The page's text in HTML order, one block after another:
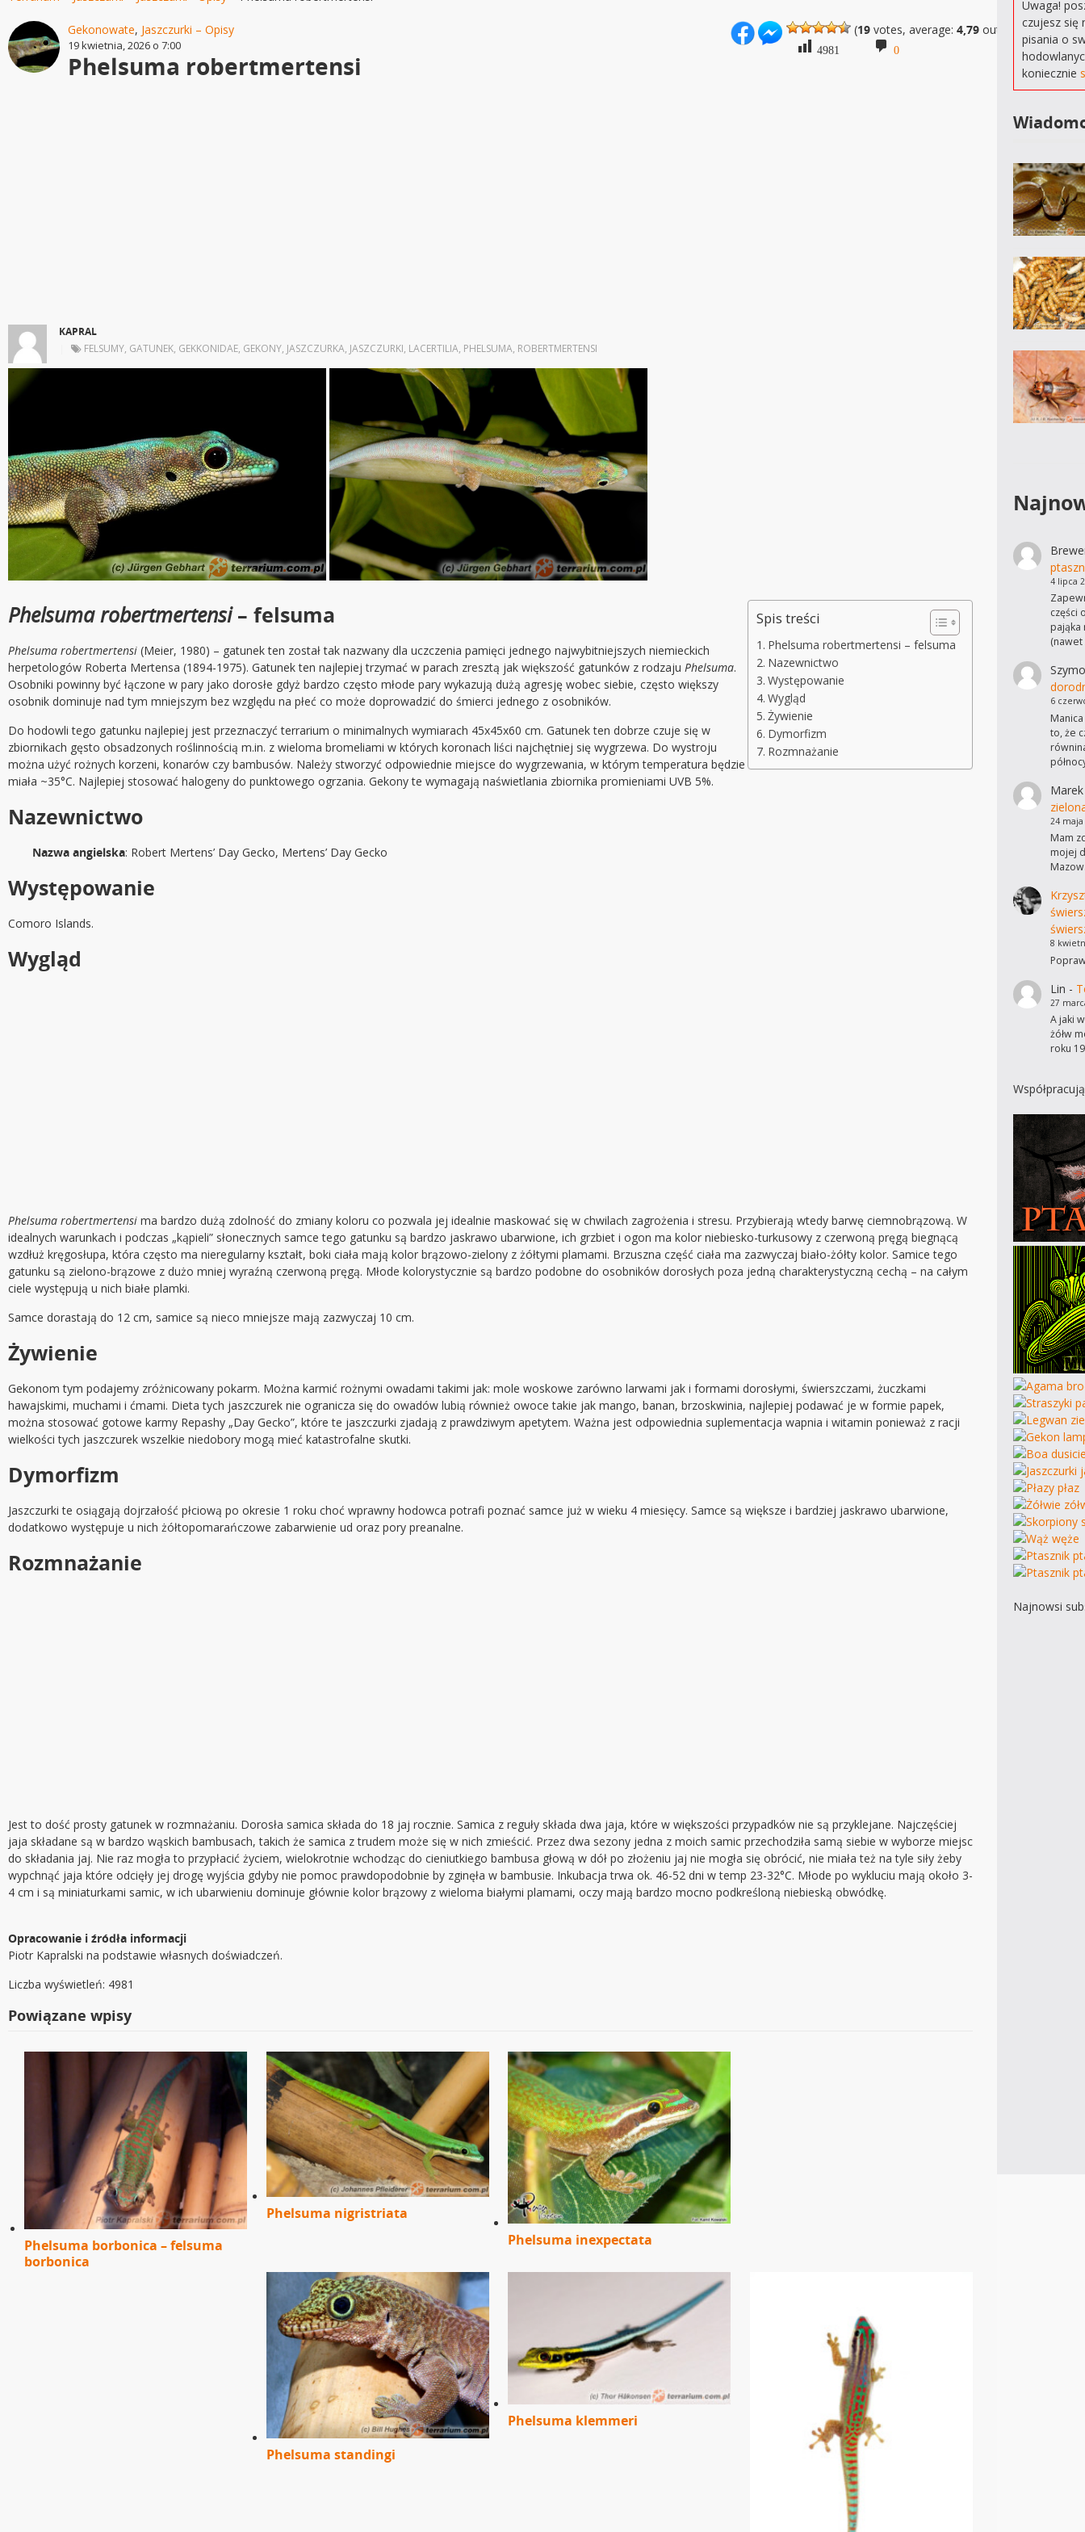
(19votes, average: 4,79out of 5)
4981 0
Gekonowate, Jaszczurki – Opisy
19 kwietnia, 2026 o 7:00
Phelsuma robertmertensi
KAPRAL
FELSUMY, GATUNEK, GEKKONIDAE, GEKONY, JASZCZURKA, JASZCZURKI, LACERTILIA, PHELSUMA, ROBERTMERTENSI
Spis treści
Phelsuma robertmertensi – felsuma
Nazewnictwo
Występowanie
Wygląd
Żywienie
Dymorfizm
Rozmnażanie
Phelsuma robertmertensi– felsuma
Phelsuma robertmertensi (Meier, 1980) – gatunek ten został tak nazwany dla uczczenia pamięci jednego najwybitniejszych niemieckich
herpetologów Roberta Mertensa (1894-1975). Gatunek ten najlepiej trzymać w parach zresztą jak większość gatunków z rodzaju Phelsuma.
Osobniki powinny być łączone w pary jako dorosłe gdyż bardzo często młode pary wykazują dużą agresję wobec siebie, często większy
osobnik dominuje nad tym mniejszym bez względu na płeć co może doprowadzić do śmierci jednego z osobników.
Do hodowli tego gatunku najlepiej jest przeznaczyć terrarium o minimalnych wymiarach 45x45x60 cm. Gatunek ten dobrze czuje się w
zbiornikach gęsto obsadzonych roślinnością m.in. z wieloma bromeliami w których koronach liści najchętniej się wygrzewa. Do wystroju
można użyć rożnych korzeni, konarów czy bambusów. Należy stworzyć odpowiednie miejsce do wygrzewania, w którym temperatura będzie
miała ~35°C. Najlepiej stosować halogeny do punktowego ogrzania. Gekony te wymagają naświetlania zbiornika promieniami UVB 5%.
Nazewnictwo
Nazwa angielska: Robert Mertens’ Day Gecko, Mertens’ Day Gecko
Występowanie
Comoro Islands.
Wygląd
Phelsuma robertmertensi ma bardzo dużą zdolność do zmiany koloru co pozwala jej idealnie maskować się w chwilach zagrożenia i stresu. Przybierają wtedy barwę ciemnobrązową. W
idealnych warunkach i podczas „kąpieli” słonecznych samce tego gatunku są bardzo jaskrawo ubarwione, ich grzbiet i ogon ma kolor niebiesko-turkusowy z czerwoną pręgą biegnącą
wzdłuż kręgosłupa, która często ma nieregularny kształt, boki ciała mają kolor brązowo-zielony z żółtymi plamami. Brzuszna część ciała ma zazwyczaj biało-żółty kolor. Samice tego
gatunku są zielono-brązowe z dużo mniej wyraźną czerwoną pręgą. Młode kolorystycznie są bardzo podobne do osobników dorosłych poza jedną charakterystyczną cechą – na całym
ciele występują u nich białe plamki.
Samce dorastają do 12 cm, samice są nieco mniejsze mają zazwyczaj 10 cm.
Żywienie
Gekonom tym podajemy zróżnicowany pokarm. Można karmić rożnymi owadami takimi jak: mole woskowe zarówno larwami jak i formami dorosłymi, świerszczami, żuczkami
hawajskimi, muchami i ćmami. Dieta tych jaszczurek nie ogranicza się do owadów lubią również owoce takie jak mango, banan, brzoskwinia, najlepiej podawać je w formie papek,
można stosować gotowe karmy Repashy „Day Gecko”, które te jaszczurki zjadają z prawdziwym apetytem. Ważna jest odpowiednia suplementacja wapnia i witamin ponieważ z racji
wielkości tych jaszczurek wszelkie niedobory mogą mieć katastrofalne skutki.
Dymorfizm
Jaszczurki te osiągają dojrzałość płciową po okresie 1 roku choć wprawny hodowca potrafi poznać samce już w wieku 4 miesięcy. Samce są większe i bardziej jaskrawo ubarwione,
dodatkowo występuje u nich żółtopomarańczowe zabarwienie ud oraz pory preanalne.
Rozmnażanie
Jest to dość prosty gatunek w rozmnażaniu. Dorosła samica składa do 18 jaj rocznie. Samica z reguły składa dwa jaja, które w większości przypadków nie są przyklejane. Najczęściej
jaja składane są w bardzo wąskich bambusach, takich że samica z trudem może się w nich zmieścić. Przez dwa sezony jedna z moich samic przechodziła samą siebie w wyborze miejsc
do składania jaj. Nie raz mogła to przypłacić życiem, wielokrotnie wchodząc do cieniutkiego bambusa głową w dół po złożeniu jaj nie mogła się obrócić, nie miała też na tyle siły żeby
wypchnąć jaja które odcięły jej drogę wyjścia gdyby nie pomoc prawdopodobnie by zginęła w bambusie. Inkubacja trwa ok. 46-52 dni w temp 23-32°C. Młode po wykluciu mają około 3-
4 cm i są miniaturkami samic, w ich ubarwieniu dominuje głównie kolor brązowy z wieloma białymi plamami, oczy mają bardzo mocno podkreśloną niebieską obwódkę.
Opracowanie i źródła informacji
Piotr Kapralski na podstawie własnych doświadczeń.
Liczba wyświetleń: 4981
Powiązane wpisy
Phelsuma borbonica – felsuma
borbonica
Phelsuma nigristriata
Phelsuma inexpectata
Phelsuma standingi
Phelsuma klemmeri
Uwaga!
czujesz się
pisania o
koniecznie
4 lipca
części
pająka
6
to, że
Marek
24 maja
Mam
mojej
8
Lin -
27
A jaki
żółw
roku
Najnowsi